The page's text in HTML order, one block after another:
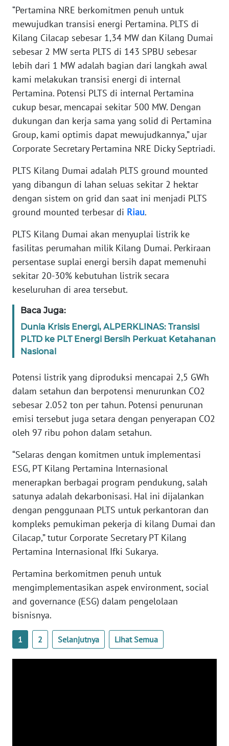
“Pertamina NRE berkomitmen penuh untuk
mewujudkan transisi energi Pertamina. PLTS di
Kilang Cilacap sebesar 1,34 MW dan Kilang Dumai
sebesar 2 MW serta PLTS di 143 SPBU sebesar
lebih dari 1 MW adalah bagian dari langkah awal
kami melakukan transisi energi di internal
Pertamina. Potensi PLTS di internal Pertamina
cukup besar, mencapai sekitar 500 MW. Dengan
dukungan dan kerja sama yang solid di Pertamina
Group, kami optimis dapat mewujudkannya,” ujar
Corporate Secretary Pertamina NRE Dicky Septriadi.
PLTS Kilang Dumai adalah PLTS ground mounted
yang dibangun di lahan seluas sekitar 2 hektar
dengan sistem on grid dan saat ini menjadi PLTS
ground mounted terbesar di Riau.
PLTS Kilang Dumai akan menyuplai listrik ke
fasilitas perumahan milik Kilang Dumai. Perkiraan
persentase suplai energi bersih dapat memenuhi
sekitar 20-30% kebutuhan listrik secara
keseluruhan di area tersebut.
Baca Juga:
Dunia Krisis Energi, ALPERKLINAS: Transisi
PLTD ke PLT Energi Bersih Perkuat Ketahanan
Nasional
Potensi listrik yang diproduksi mencapai 2,5 GWh
dalam setahun dan berpotensi menurunkan CO2
sebesar 2.052 ton per tahun. Potensi penurunan
emisi tersebut juga setara dengan penyerapan CO2
oleh 97 ribu pohon dalam setahun.
“Selaras dengan komitmen untuk implementasi
ESG, PT Kilang Pertamina Internasional
menerapkan berbagai program pendukung, salah
satunya adalah dekarbonisasi. Hal ini dijalankan
dengan penggunaan PLTS untuk perkantoran dan
kompleks pemukiman pekerja di kilang Dumai dan
Cilacap,” tutur Corporate Secretary PT Kilang
Pertamina Internasional Ifki Sukarya.
Pertamina berkomitmen penuh untuk
mengimplementasikan aspek environment, social
and governance (ESG) dalam pengelolaan
bisnisnya.
1 2 Selanjutnya Lihat Semua
WN
SUMUT
JAKARTA
WN
JABAR
WN
BANTEN
WN
NTT
WN
WN
PAPUA
WN
BARAT
WN
RIAU
WN
SERAMBI
WN
JAMBI
SULTRA
WN
NTB
WN
SULTENG
SULBAR
WN
BABEL
WN
SUMBAR